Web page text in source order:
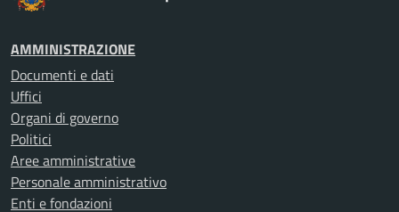
AMMINISTRAZIONE
Documenti e dati
Uffici
Organi di governo
Politici
Aree amministrative
Personale amministrativo
Enti e fondazioni